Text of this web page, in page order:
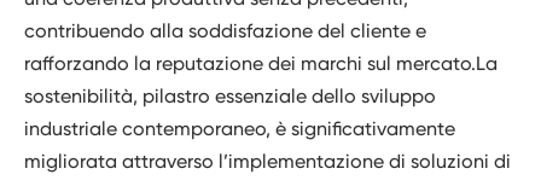
contribuendo alla soddisfazione del cliente e
rafforzando la reputazione dei marchi sul mercato.La
sostenibilità, pilastro essenziale dello sviluppo
industriale contemporaneo, è significativamente
migliorata attraverso l’implementazione di soluzioni di